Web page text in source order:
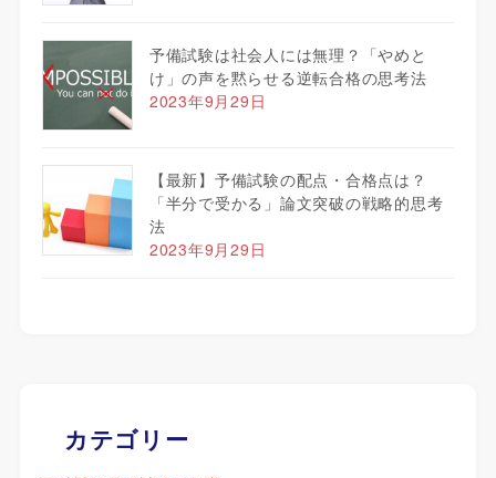
予備試験は社会人には無理？「やめと
け」の声を黙らせる逆転合格の思考法
2023年9月29日
【最新】予備試験の配点・合格点は？
「半分で受かる」論文突破の戦略的思考
法
2023年9月29日
カテゴリー